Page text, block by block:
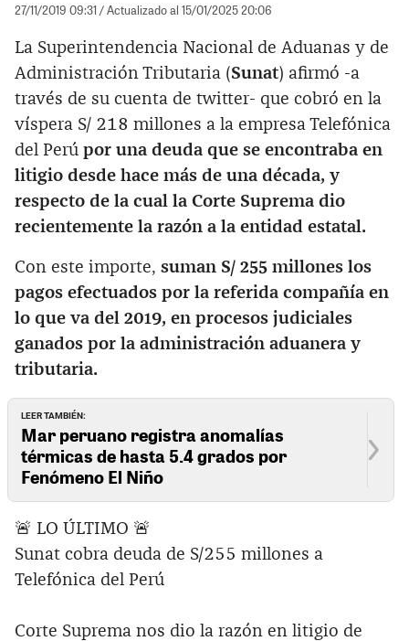
27/11/2019 09:31 / Actualizado al 15/01/2025 20:06
La Superintendencia Nacional de Aduanas y de
Administración Tributaria (Sunat) afirmó -a
través de su cuenta de twitter- que cobró en la
víspera S/ 218 millones a la empresa Telefónica
del Perú por una deuda que se encontraba en
litigio desde hace más de una década, y
respecto de la cual la Corte Suprema dio
recientemente la razón a la entidad estatal.
Con este importe, suman S/ 255 millones los
pagos efectuados por la referida compañía en
lo que va del 2019, en procesos judiciales
ganados por la administración aduanera y
tributaria.
LEER TAMBIÉN:
Mar peruano registra anomalías
térmicas de hasta 5.4 grados por
Fenómeno El Niño
🚨 LO ÚLTIMO 🚨
Sunat cobra deuda de S/255 millones a
Telefónica del Perú
Corte Suprema nos dio la razón en litigio de